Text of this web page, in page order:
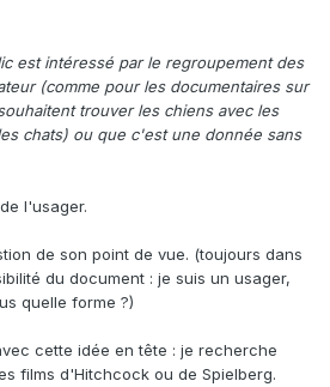
est intéressé par le regroupement des
(comme pour les documentaires sur
trouver les chiens avec les
chats) ou que c'est une donnée sans
l'usager.
de son point de vue. (toujours dans
du document : je suis un usager,
quelle forme ?)
cette idée en tête : je recherche
films d'Hitchcock ou de Spielberg.